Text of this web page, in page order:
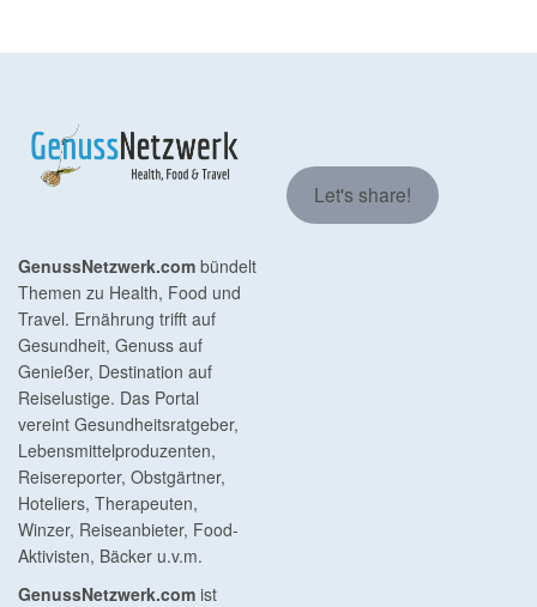
GenussNetzwerk.com bündelt
Themen zu Health, Food und
Travel. Ernährung trifft auf
Gesundheit, Genuss auf
Genießer, Destination auf
Reiselustige. Das Portal
vereint Gesundheitsratgeber,
Lebensmittelproduzenten,
Reisereporter, Obstgärtner,
Hoteliers, Therapeuten,
Winzer, Reiseanbieter, Food-
Aktivisten, Bäcker u.v.m.
GenussNetzwerk.com ist
Let's share!